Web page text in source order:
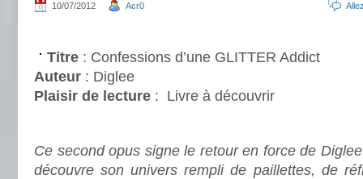
10/07/2012 Acr0
Titre : Confessions d’une GLITTER Addict
Auteur : Diglee
Plaisir de lecture : Livre à découvrir
Ce second opus signe le retour en force de
découvre son univers rempli de paillettes, de